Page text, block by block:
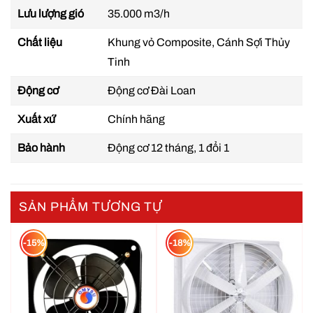
Với thiết kế khí động học tiên tiến, quạt thông gió
lớn, giúp không gian làm việc luôn thoáng mát mà
vẫn tiết kiệm điện năng tối đa.
Vận Hành Êm Ái – Độ Ồn Thấp
Thiết kế quạt tối ưu giúp giảm thiểu tiếng ồn trong
Lưu lượng gió 35.000 m3/h
Chất liệu
Khung vỏ Composite, Cánh Sợi Thủy
Tinh
Động cơ Động cơ Đài Loan
Xuất xứ Chính hãng
Bảo hành Động cơ 12 tháng, 1 đổi 1
SẢN PHẨM TƯƠNG TỰ
-15% -18%